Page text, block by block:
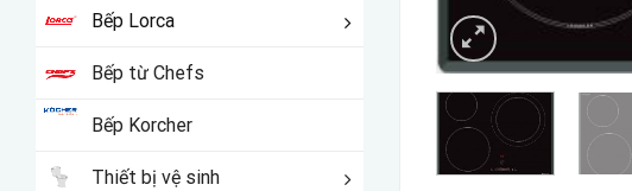
Bếp Lorca
Bếp từ Chefs
Bếp Korcher
Thiết bị vệ sinh